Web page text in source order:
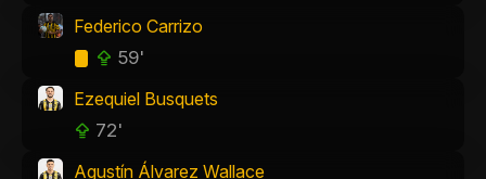
Federico Carrizo
59'
Ezequiel Busquets
72'
Agustín Álvarez Wallace